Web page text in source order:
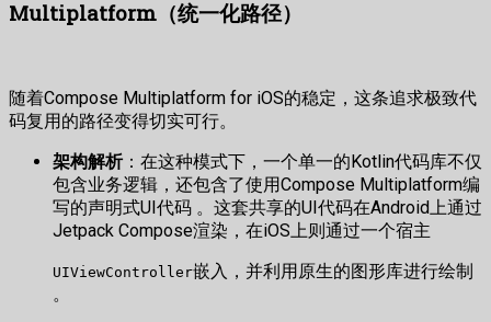
Multiplatform（统一化路径）
随着Compose Multiplatform for iOS的稳定，这条追求极致代
码复用的路径变得切实可行。
架构解析：在这种模式下，一个单一的Kotlin代码库不仅
包含业务逻辑，还包含了使用Compose Multiplatform编
写的声明式UI代码 。这套共享的UI代码在Android上通过
Jetpack Compose渲染，在iOS上则通过一个宿主
UIViewController嵌入，并利用原生的图形库进行绘制
。